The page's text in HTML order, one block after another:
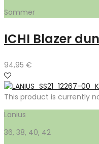
Sommer
ICHI Blazer
94,95 €
This product is currently
Lanius
36, 38, 40, 42